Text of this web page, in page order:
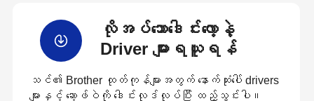
လိုအပ်သောဒေါင်းလော့နဲ့
Driver များရယူရန်
သင်၏ Brother ထုတ်ကုန်များအတွက် နောက်ဆုံးပေါ် drivers
များနှင့် ဆော့ဖ်ဝဲကို ဒေါင်းလုဒ်လုပ်ပြီး ထည့်သွင်းပါ။